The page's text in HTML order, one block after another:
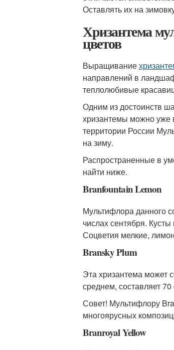
Оставлять их на
Хризантема
цветов
Выращивание
направлений в
теплолюбивые
Одним из достоинств
хризантемы можно уже
территории России
на зиму.
Распространенные в
найти ниже.
Branfountain Lemon
Мультифлора данного
числах сентября.
Соцветия мелкие,
Bransky Plum
Эта хризантема может
среднем, составляет
Совет! Мультифлору
многоярусных
Branroyal Yellow